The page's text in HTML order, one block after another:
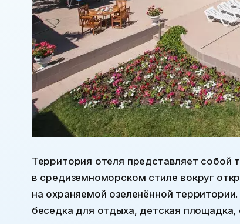
Территория отеля представляет собой
в средиземноморском стиле вокруг
на охраняемой озеленённой
беседка для отдыха, детская площадка,